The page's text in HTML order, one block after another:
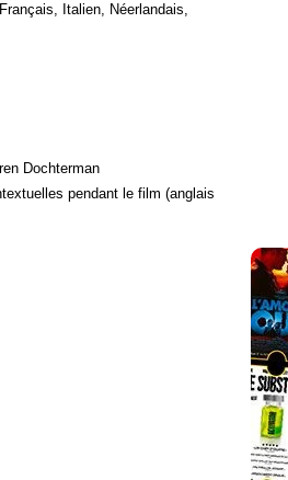
Italien, Néerlandais,
Dochterman
pendant le film (anglais